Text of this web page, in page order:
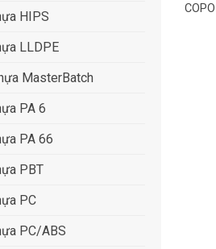
HIPS
LLDPE
MasterBatch
PA 6
PA 66
PBT
PC
PC/ABS